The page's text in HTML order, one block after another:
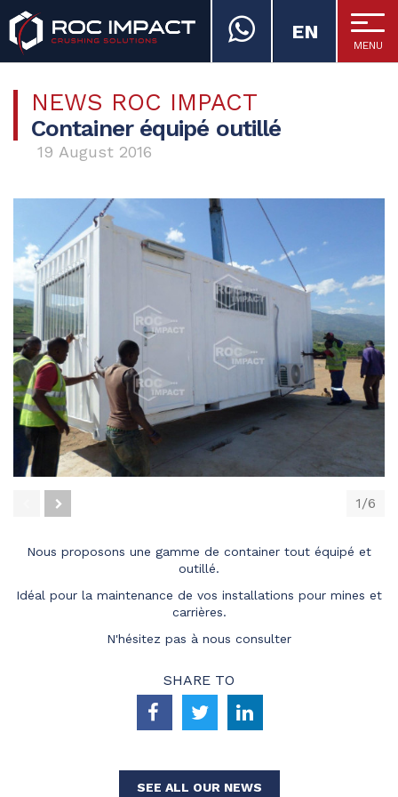
MENU
EN
NEWS ROC IMPACT
Container équipé outillé
19 August 2016
1/6
Nous proposons une gamme de container tout équipé et
outillé.
Idéal pour la maintenance de vos installations pour mines et
carrières.
N'hésitez pas à nous consulter
SHARE TO
SEE ALL OUR NEWS